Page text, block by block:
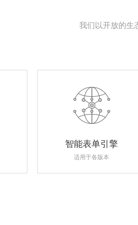
我们以开放的生
智能表单引擎
适用于各版本